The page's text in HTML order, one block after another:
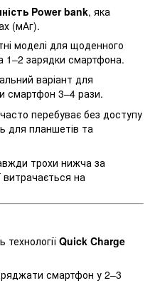
Power bank, яка
(мАг).
моделі для щоденного
1–2 зарядки смартфона.
варіант для
смартфон 3–4 рази.
перебуває без доступу
для планшетів та
трохи нижча за
витрачається на
Quick Charge
смартфон у 2–3